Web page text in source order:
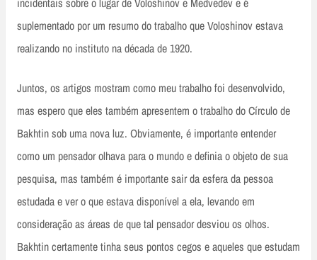
suplementado por um resumo do trabalho que Voloshinov estava
realizando no instituto na década de 1920.
Juntos, os artigos mostram como meu trabalho foi desenvolvido,
mas espero que eles também apresentem o trabalho do Círculo de
Bakhtin sob uma nova luz. Obviamente, é importante entender
como um pensador olhava para o mundo e definia o objeto de sua
pesquisa, mas também é importante sair da esfera da pessoa
estudada e ver o que estava disponível a ela, levando em
consideração as áreas de que tal pensador desviou os olhos.
Bakhtin certamente tinha seus pontos cegos e aqueles que estudam